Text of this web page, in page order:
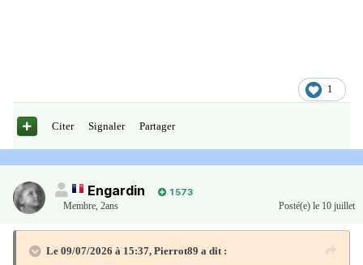
1
Citer Signaler Partager
Engardin
1 573
Membre, 2ans Posté(e) le 10 juillet
Le 09/07/2026 à 15:37, Pierrot89 a dit :